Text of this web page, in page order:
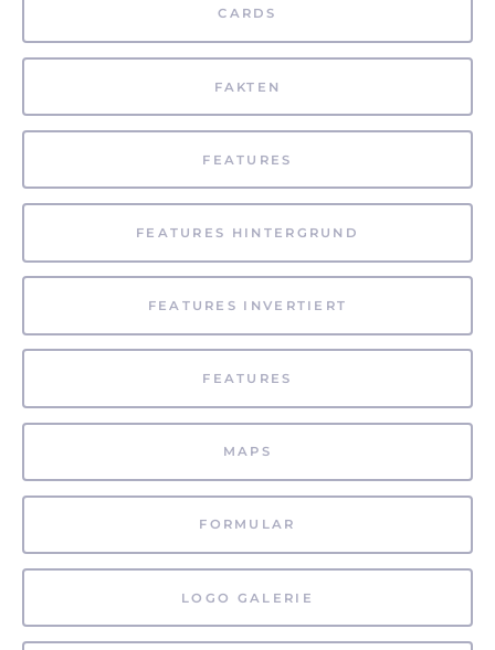
CARDS
FAKTEN
FEATURES
FEATURES HINTERGRUND
FEATURES INVERTIERT
FEATURES
MAPS
FORMULAR
LOGO GALERIE